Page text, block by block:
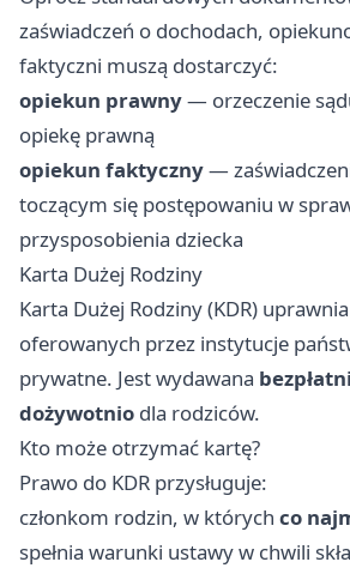
zaświadczeń o dochodach,
faktyczni muszą dostarczyć:
opiekun prawny— orzeczenie
opiekę prawną
opiekun faktyczny—
toczącym się postępowaniu w
przysposobienia dziecka
Karta Dużej Rodziny
Karta Dużej Rodziny (KDR)
oferowanych przez instytucje
prywatne. Jest wydawana
dożywotnio dla rodziców.
Kto może otrzymać kartę?
Prawo do KDR przysługuje:
członkom rodzin, w których co
spełnia warunki ustawy w chwili